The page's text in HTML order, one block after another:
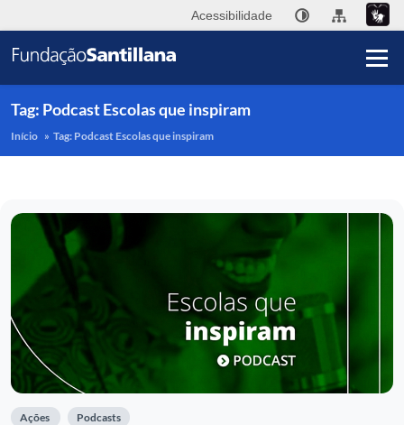
Acessibilidade
Tag: Podcast Escolas que inspiram
Início » Tag: Podcast Escolas que inspiram
Ações Podcasts